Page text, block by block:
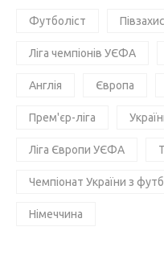
Футболіст
Ліга чемпіонів УЄФА
Англія Європа
Прем'єр-ліга
Ліга Європи УЄФА
Чемпіонат України з
Німеччина